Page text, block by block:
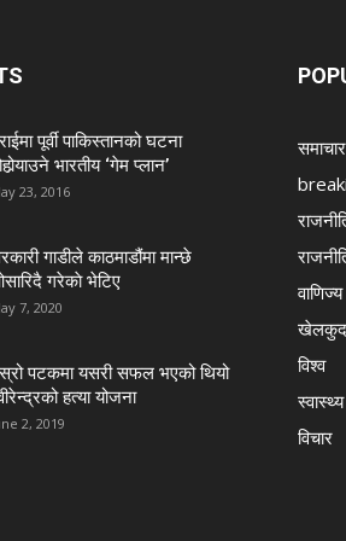
पूर्वी पाकिस्तानको घटना
भारतीय ‘गेम प्लान’
23, 2016
गाडीले काठमाडौंमा मान्छे
गरेकाे भेटिए
7, 2020
पटकमा यसरी सफल भएको थियो
हत्या योजना
2, 2019
समाचार
वाणिज्य
खेलकुद
विश्व
स्वास्थ्य
विचार